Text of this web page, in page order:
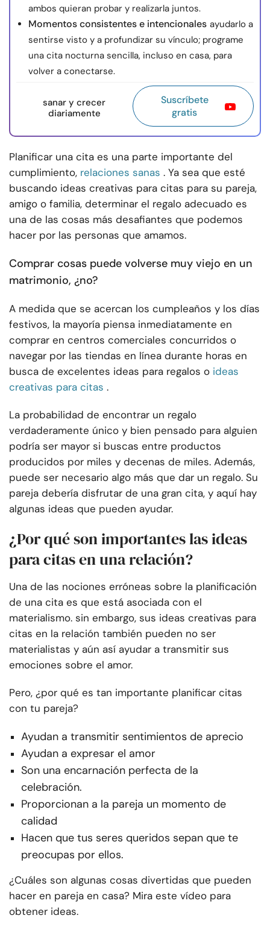
ambos quieran probar y realizarla juntos.
Momentos consistentes e intencionales ayudarlo a
sentirse visto y a profundizar su vínculo; programe
una cita nocturna sencilla, incluso en casa, para
volver a conectarse.
sanar y crecer
diariamente
Suscríbete
gratis
Planificar una cita es una parte importante del
cumplimiento, relaciones sanas . Ya sea que esté
buscando ideas creativas para citas para su pareja,
amigo o familia, determinar el regalo adecuado es
una de las cosas más desafiantes que podemos
hacer por las personas que amamos.
Comprar cosas puede volverse muy viejo en un
matrimonio, ¿no?
A medida que se acercan los cumpleaños y los días
festivos, la mayoría piensa inmediatamente en
comprar en centros comerciales concurridos o
navegar por las tiendas en línea durante horas en
busca de excelentes ideas para regalos o ideas
creativas para citas .
La probabilidad de encontrar un regalo
verdaderamente único y bien pensado para alguien
podría ser mayor si buscas entre productos
producidos por miles y decenas de miles. Además,
puede ser necesario algo más que dar un regalo. Su
pareja debería disfrutar de una gran cita, y aquí hay
algunas ideas que pueden ayudar.
¿Por qué son importantes las ideas
para citas en una relación?
Una de las nociones erróneas sobre la planificación
de una cita es que está asociada con el
materialismo. sin embargo, sus ideas creativas para
citas en la relación también pueden no ser
materialistas y aún así ayudar a transmitir sus
emociones sobre el amor.
Pero, ¿por qué es tan importante planificar citas
con tu pareja?
Ayudan a transmitir sentimientos de aprecio
Ayudan a expresar el amor
Son una encarnación perfecta de la
celebración.
Proporcionan a la pareja un momento de
calidad
Hacen que tus seres queridos sepan que te
preocupas por ellos.
¿Cuáles son algunas cosas divertidas que pueden
hacer en pareja en casa? Mira este vídeo para
obtener ideas.